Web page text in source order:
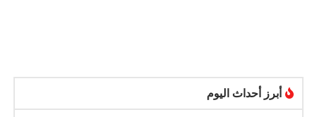
أبرز أحداث اليوم